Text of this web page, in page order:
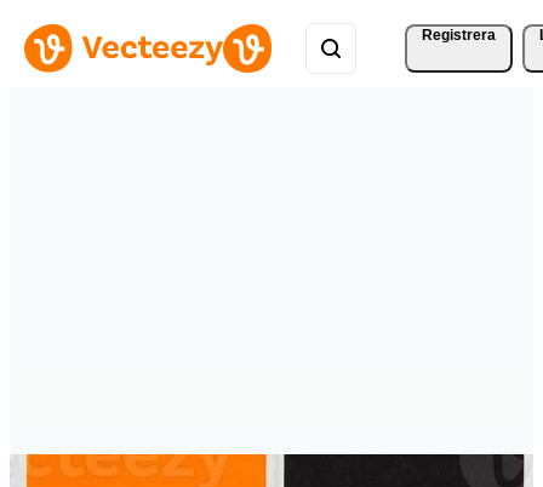
Registrera